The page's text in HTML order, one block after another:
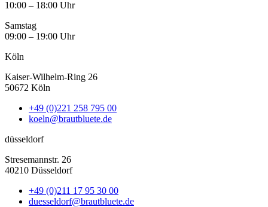
10:00 – 18:00 Uhr
Samstag
09:00 – 19:00 Uhr
Köln
Kaiser-Wilhelm-Ring 26
50672 Köln
+49 (0)221 258 795 00
koeln@brautbluete.de
düsseldorf
Stresemannstr. 26
40210 Düsseldorf
+49 (0)211 17 95 30 00
duesseldorf@brautbluete.de